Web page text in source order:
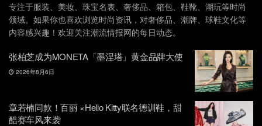
专注于服装、美妆、珠宝名表、奢侈品、箱包、鞋靴、潮玩等时尚
领域。如果你也喜欢浏览时尚资讯，对奢侈品、潮牌、球鞋文化等
内容感兴趣！欢迎关注潮流情报网的每日动态。
张柏芝成为MONETA「墨涅塔」黄金品牌大使
2026年8月6日
章若楠同款！百丽 ×Hello Kitty联名德训鞋，甜
酷赛车风来袭